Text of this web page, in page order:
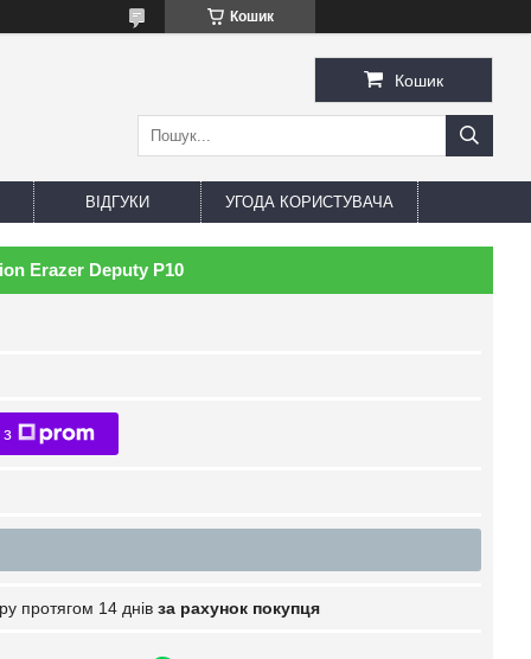
Кошик
Кошик
ВІДГУКИ УГОДА КОРИСТУВАЧА
Erazer Deputy P10
протягом 14 днів за рахунок покупця